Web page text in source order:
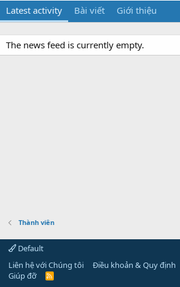
Latest activity Bài viết Giới thiệu
The news feed is currently empty.
Thành viên
Default
Liên hệ với Chúng tôi
Điều khoản & Quy định
Giúp đỡ
R